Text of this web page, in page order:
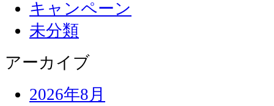
キャンペーン
未分類
アーカイブ
2026年8月